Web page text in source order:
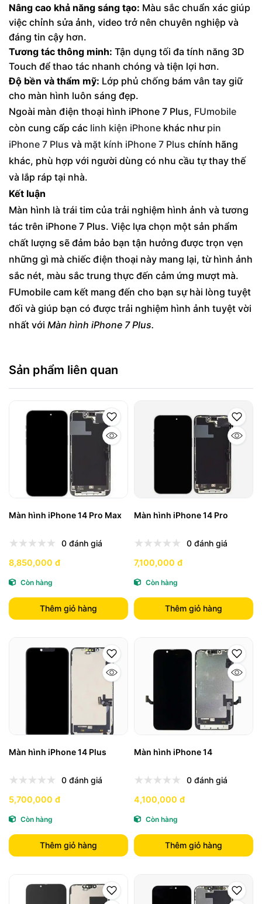
Nâng cao khả năng sáng tạo: Màu sắc chuẩn xác giúp
việc chỉnh sửa ảnh, video trở nên chuyên nghiệp và
đáng tin cậy hơn.
Tương tác thông minh: Tận dụng tối đa tính năng 3D
Touch để thao tác nhanh chóng và tiện lợi hơn.
Độ bền và thẩm mỹ: Lớp phủ chống bám vân tay giữ
cho màn hình luôn sáng đẹp.
Ngoài màn điện thoại hình iPhone 7 Plus, FUmobile
còn cung cấp các linh kiện iPhone khác như pin
iPhone 7 Plus và mặt kính iPhone 7 Plus chính hãng
khác, phù hợp với người dùng có nhu cầu tự thay thế
và lắp ráp tại nhà.
Kết luận
Màn hình là trái tim của trải nghiệm hình ảnh và tương
tác trên iPhone 7 Plus. Việc lựa chọn một sản phẩm
chất lượng sẽ đảm bảo bạn tận hưởng được trọn vẹn
những gì mà chiếc điện thoại này mang lại, từ hình ảnh
sắc nét, màu sắc trung thực đến cảm ứng mượt mà.
FUmobile cam kết mang đến cho bạn sự hài lòng tuyệt
đối và giúp bạn có được trải nghiệm hình ảnh tuyệt vời
nhất với Màn hình iPhone 7 Plus.
Sản phẩm liên quan
Màn hình iPhone 14 Pro Max
0 đánh giá
8,850,000 đ
Còn hàng
Thêm giỏ hàng
Màn hình iPhone 14 Pro
0 đánh giá
7,100,000 đ
Còn hàng
Thêm giỏ hàng
Màn hình iPhone 14 Plus
0 đánh giá
5,700,000 đ
Còn hàng
Thêm giỏ hàng
Màn hình iPhone 14
0 đánh giá
4,100,000 đ
Còn hàng
Thêm giỏ hàng